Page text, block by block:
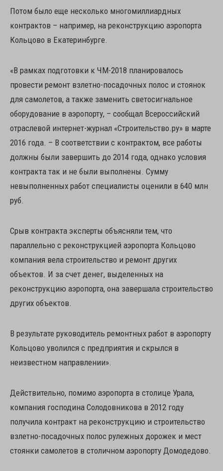
Потом было еще несколько многомиллиардных
контрактов – например, на реконструкцию аэропорта
Кольцово в Екатеринбурге.
«В рамках подготовки к ЧМ-2018 планировалось
провести ремонт взлетно-посадочных полос и стоянок
для самолетов, а также заменить светосигнальное
оборудование в аэропорту, – сообщал Всероссийский
отраслевой интернет-журнал «Строительство.ру» в марте
2016 года. – В соответствии с контрактом, все работы
должны были завершить до 2014 года, однако условия
контракта так и не были выполнены. Сумму
невыполненных работ специалисты оценили в 640 млн
руб.
Срыв контракта эксперты объясняли тем, что
параллельно с реконструкцией аэропорта Кольцово
компания вела строительство и ремонт других
объектов. И за счет денег, выделенных на
реконструкцию аэропорта, она завершала строительство
других объектов.
В результате руководитель ремонтных работ в аэропорту
Кольцово уволился с предприятия и скрылся в
неизвестном направлении».
Действительно, помимо аэропорта в столице Урала,
компания господина Солодовникова в 2012 году
получила контракт на реконструкцию и строительство
взлетно-посадочных полос рулежных дорожек и мест
стоянки самолетов в столичном аэропорту Домодедово.